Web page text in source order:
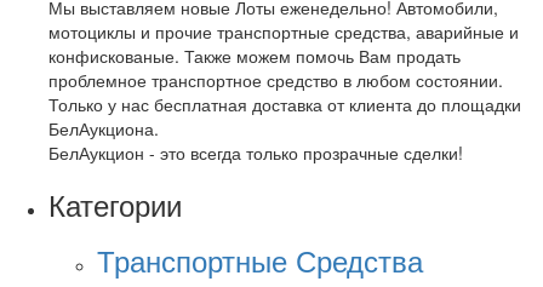
Мы выставляем новые Лоты еженедельно! Автомобили,
мотоциклы и прочие транспортные средства, аварийные и
конфискованые. Также можем помочь Вам продать
проблемное транспортное средство в любом состоянии.
Только у нас бесплатная доставка от клиента до площадки
БелАукциона.
БелАукцион - это всегда только прозрачные сделки!
Категории
Транспортные Средства